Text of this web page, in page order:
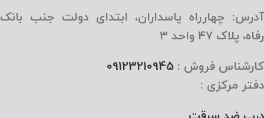
آدرس: چهارراه پاسداران، ابتدای دولت جنب بانک
رفاه، پلاک ۴۷ واحد ۳
کارشناس فروش : 09123210945
دفتر مرکزی :